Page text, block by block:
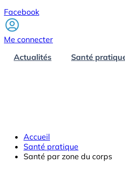
Facebook
Me connecter
Actualités
Santé
Accueil
Santé pratique
Santé par zone du corps